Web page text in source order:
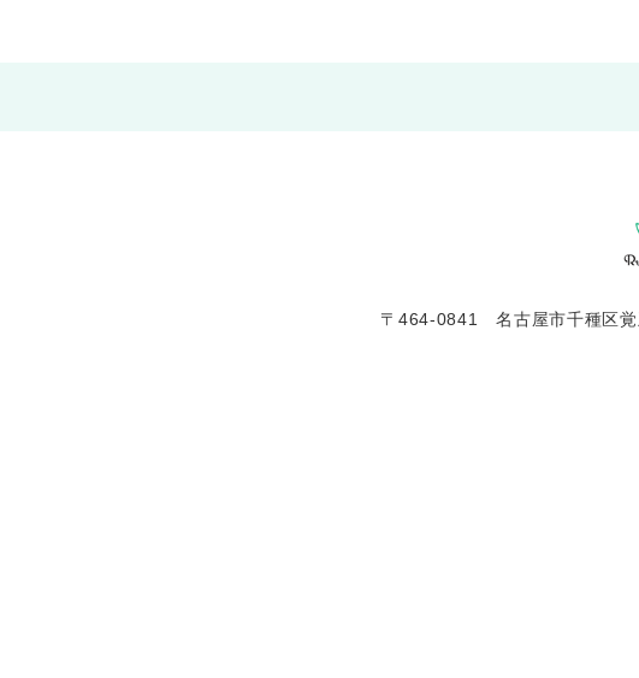
〒464-0841 名古屋市千種区